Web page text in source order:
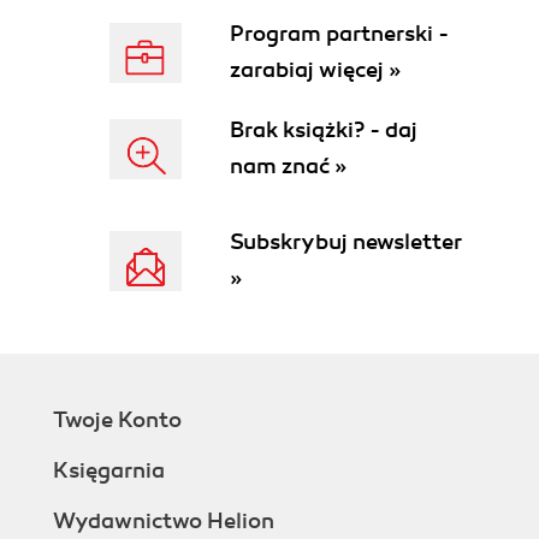
Adres IP (89)
Routing (99)
Typy ICMP 0 i 8 oraz program ping (108)
Typy ICMP 9 i 10 oraz wykrywanie routerów
(115)
Protokół TCP (124)
Połączenie TCP w trakcie (128)
Program partnerski -
zarabiaj więcej »
Brak książki? - daj
nam znać »
Subskrybuj newsletter
»
Twoje Konto
Księgarnia
Wydawnictwo Helion